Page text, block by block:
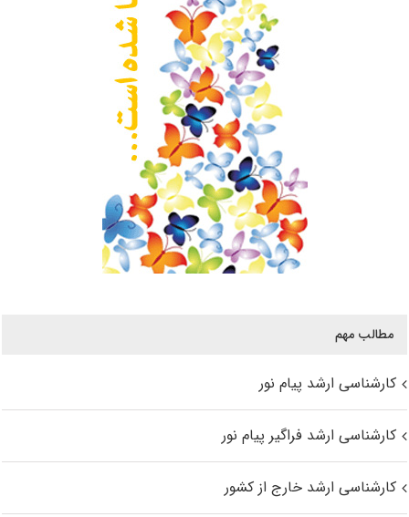
مطالب مهم
کارشناسی ارشد پیام نور
کارشناسی ارشد فراگیر پیام نور
کارشناسی ارشد خارج از کشور